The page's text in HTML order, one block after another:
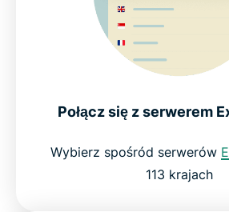
Połącz się z serwerem
Wybierz spośród serwerów
113 krajach